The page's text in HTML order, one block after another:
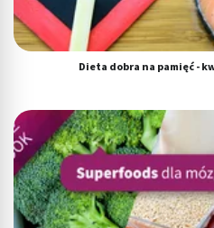
Dieta dobra na pamięć -
spersonalizowanych reklam
Tworzenie profili w celu
spersonalizowanych treści
Pomiar efektywności reklam
Pomiar efektywności treści
Rozumienie odbiorców dzięki